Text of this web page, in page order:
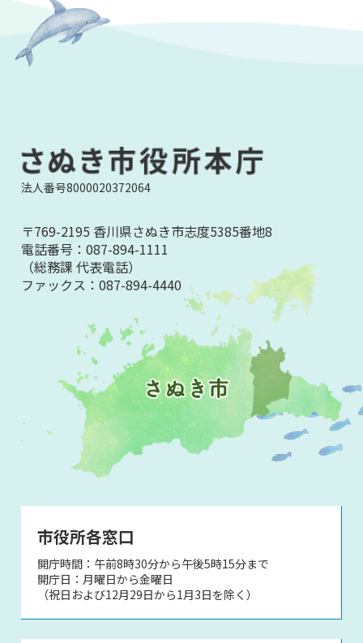
法人番号8000020372064
〒769-2195 香川県さぬき市志度5385番地8
電話番号：087-894-1111
（総務課 代表電話）
ファックス：087-894-4440
市役所各窓口
開庁時間：午前8時30分から午後5時15分まで
開庁日：月曜日から金曜日
（祝日および12月29日から1月3日を除く）